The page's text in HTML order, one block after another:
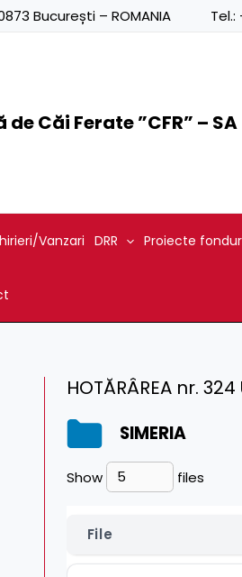
București – ROMANIA Tel.:
Căi Ferate ”CFR” – SA
Vanzari DRR Proiecte
HOTĂRÂREA nr.
SIMERIA
Show files
File